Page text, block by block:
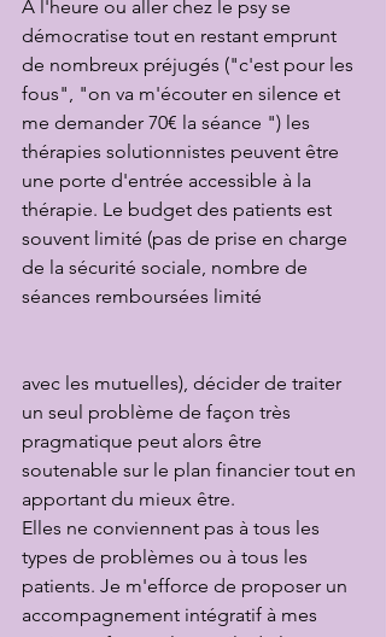
A l'heure ou aller chez le psy se
démocratise tout en restant emprunt
de nombreux préjugés ("c'est pour les
fous", "on va m'écouter en silence et
me demander 70€ la séance ") les
thérapies solutionnistes peuvent être
une porte d'entrée accessible à la
thérapie. Le budget des patients est
souvent limité (pas de prise en charge
de la sécurité sociale, nombre de
séances remboursées limité
avec les mutuelles), décider de traiter
un seul problème de façon très
pragmatique peut alors être
soutenable sur le plan financier tout en
apportant du mieux être.
Elles ne conviennent pas à tous les
types de problèmes ou à tous les
patients. Je m'efforce de proposer un
accompagnement intégratif à mes